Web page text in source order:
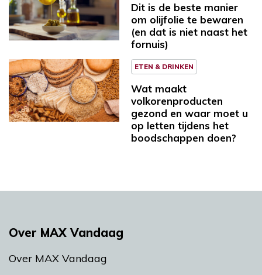
Dit is de beste manier
om olijfolie te bewaren
(en dat is niet naast het
fornuis)
ETEN & DRINKEN
Wat maakt
volkorenproducten
gezond en waar moet u
op letten tijdens het
boodschappen doen?
Over MAX Vandaag
Over MAX Vandaag